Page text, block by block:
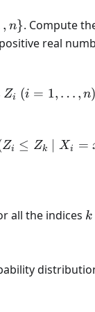
, n}. Compute
real
Z_i
Zi
(i =
n)
(i = 1, … , n)
Zi ≤ Zk Xi =
\neq i} \{ Z_i
all the indices k
k